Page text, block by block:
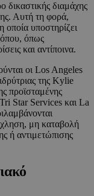
δικαστικής διαμάχης
Αυτή τη φορά,
υποστηρίζει
όπου, όπως
και αντίποινα.
οι Los Angeles
της Kylie
προϊσταμένης
Star Services και La
μη καταβολή
ή αντιμετώπισης